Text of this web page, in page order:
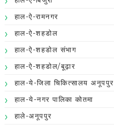
हाल-ऐ-रामनगर
हाल-ऐ-शहडोल
हाल-ऐ-शहडोल संभाग
हाल-ऐ-शहडोल/बूढ़ार
हाल-ये-जिला चिकित्सालय अनूपपुर
हाल-ये-नगर पालिका कोतमा
हाले-अनूपपुर